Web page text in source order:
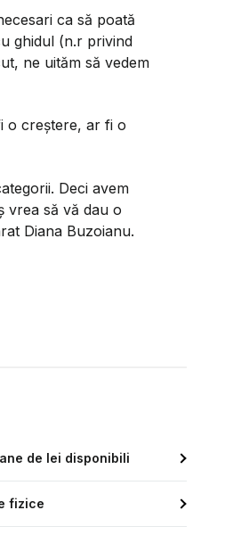
ca să poată
ghidul (n.r privind
ne uităm să vedem
o creștere, ar fi o
Deci avem
vrea să vă dau o
Diana Buzoianu.
de lei disponibili
fizice